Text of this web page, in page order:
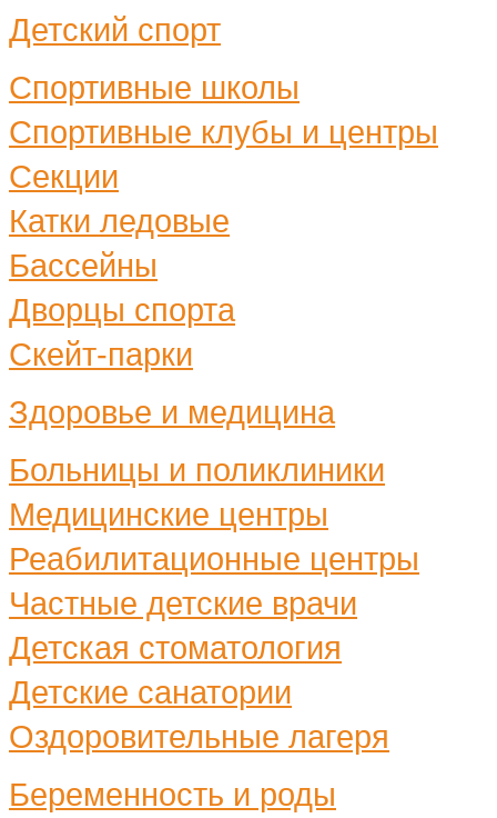
Детский спорт
Спортивные школы
Спортивные клубы и центры
Секции
Катки ледовые
Бассейны
Дворцы спорта
Скейт-парки
Здоровье и медицина
Больницы и поликлиники
Медицинские центры
Реабилитационные центры
Частные детские врачи
Детская стоматология
Детские санатории
Оздоровительные лагеря
Беременность и роды